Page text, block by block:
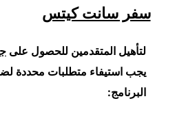
سفر سانت كيتس
لتأهيل المتقدمين للحصول على
يجب استيفاء متطلبات محددة
البرنامج: